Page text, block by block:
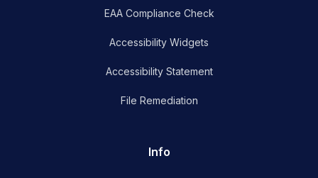
EAA Compliance Check
Accessibility Widgets
Accessibility Statement
File Remediation
Info